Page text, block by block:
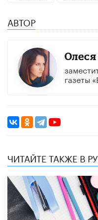
АВТОР
газеты
ЧИТАЙТЕ ТАКЖЕ В